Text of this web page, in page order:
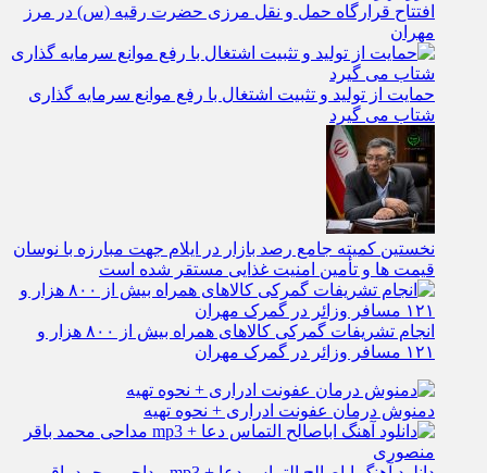
افتتاح قرارگاه حمل‌ و نقل مرزی حضرت رقیه (س) در مرز
مهران
حمایت از تولید و تثبیت اشتغال با رفع موانع سرمایه‌ گذاری
شتاب می‌ گیرد
نخستین کمیته جامع رصد بازار در ایلام جهت مبارزه با نوسان
قیمت‌ ها و تأمین امنیت غذایی مستقر شده است
انجام تشریفات گمرکی کالاهای همراه بیش از ۸۰۰ هزار و
۱۲۱ مسافر وزائر در گمرک مهران
دمنوش درمان عفونت ادراری + نحوه تهیه